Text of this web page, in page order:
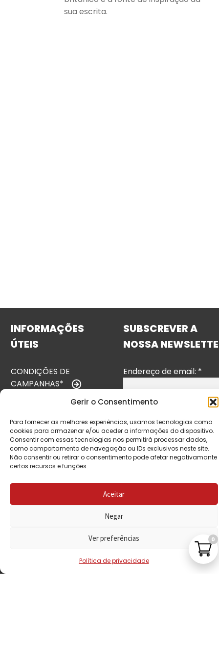
Gerir o Consentimento
Para fornecer as melhores experiências, usamos tecnologias como
cookies para armazenar e/ou aceder a informações do dispositivo.
Consentir com essas tecnologias nos permitirá processar dados,
como comportamento de navegação ou IDs exclusivos neste site.
Não consentir ou retirar o consentimento pode afetar negativamante
certos recursos e funções.
Aceitar
Negar
Ver preferências
Política de privacidade
sua escrita.
INFORMAÇÕES
ÚTEIS
CONDIÇÕES DE
CAMPANHAS*
POLÍTICA DE
PRIVACIDADE
POLÍTICA DE
REEMBOLSO
LIVRO DE
SUBSCREVER A
NOSSA
Endereço de email: *
0